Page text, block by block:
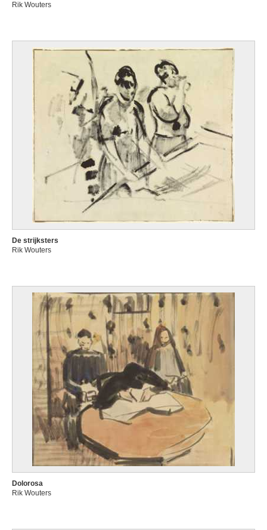
Rik Wouters
De strijksters
Rik Wouters
Dolorosa
Rik Wouters